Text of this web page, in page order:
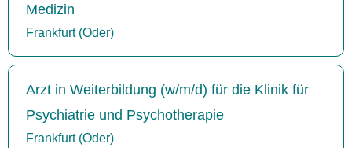
Medizin
Frankfurt (Oder)
Arzt in Weiterbildung (w/m/d) für die Klinik für
Psychiatrie und Psychotherapie
Frankfurt (Oder)